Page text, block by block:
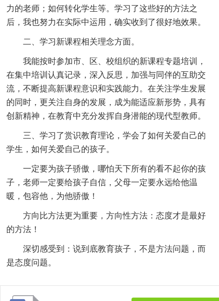
力的老师；如何转化学生等。学习了这些好的方法之
后，我也努力在实际中运用，确实收到了很好地效果。
二、学习新课程相关理念方面。
我能按时参加市、区、校组织的新课程专题培训，
在集中培训认真记录，深入反思，加强与同伴的互助交
流，不断提高新课程意识和实践能力。在关注学生发展
的同时，更关注自身的发展，成为能适应新形势，具有
创新精神，在教育中充分发挥自身潜能的现代型教师。
三、学习了赏识教育理论，学会了如何关爱自己的
学生，如何关爱自己的孩子。
一定要为孩子骄傲，哪怕天下所有的看不起你的孩
子，老师一定要给孩子自信，父母一定要永远给他温
暖，包容他，为他骄傲！
方向比方法更为重要，方向性方法：态度才是最好
的方法！
深切感受到：说到底教育孩子，不是方法问题，而
是态度问题。